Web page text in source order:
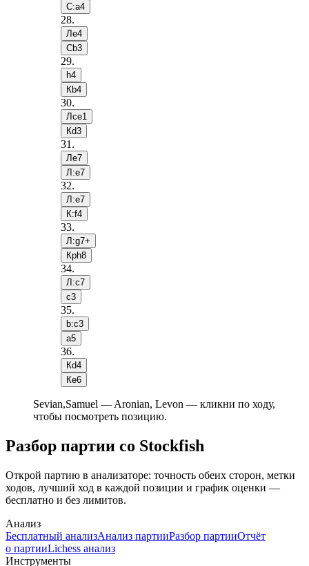
С:a4
28.
Лe4
Сb3
29.
h4
Кb4
30.
Лce1
Кd3
31 .
Лe7
Л:e7
32.
Л:e7
К:f4
33.
Л:g7+
Крh8
34.
Л:c7
c3
35.
b:c3
a5
36.
Кd4
Кe6
Sevian,Samuel — Aronian, Levon — кликни по ходу,
чтобы посмотреть позицию.
Разбор партии со Stockfish
Открой партию в анализаторе: точность обеих сторон, метки
ходов, лучший ход в каждой позиции и график оценки —
бесплатно и без лимитов.
Анализ
Бесплатный анализАнализ партииРазбор партииОтчёт
о партииLichess анализ
Инструменты